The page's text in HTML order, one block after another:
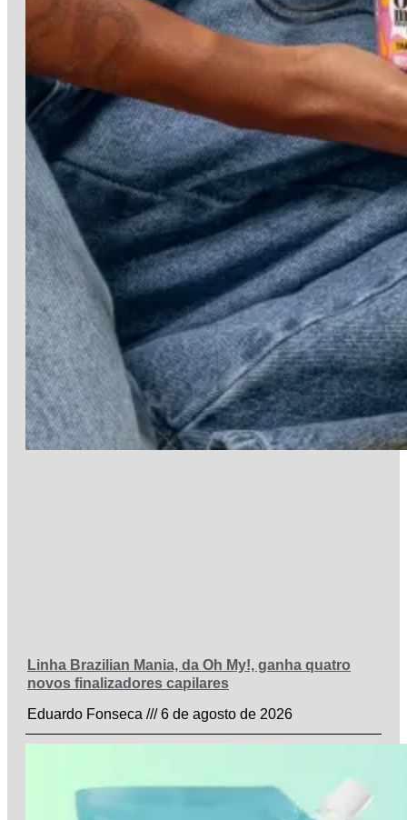
Linha Brazilian Mania, da Oh My!, ganha quatro
novos finalizadores capilares
Eduardo Fonseca
6 de agosto de 2026